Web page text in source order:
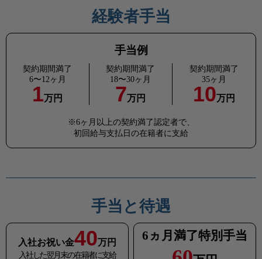
経験者手当
手当例
契約期間満了
6〜12ヶ月
1万円
契約期間満了
18〜30ヶ月
7万円
契約期間満了
35ヶ月
10万円
※6ヶ月以上の契約満了認定者で、
初回給与支払日の在籍者に支給
手当と待遇
入社お祝い金40万円
入社した翌月末の在籍者に支給
6ヵ月満了特別手当